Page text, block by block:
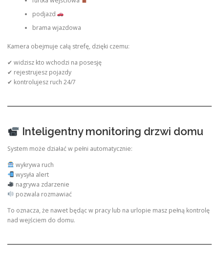
podjazd
brama wjazdowa
Kamera obejmuje całą strefę, dzięki czemu:
✔ widzisz kto wchodzi na posesję
✔ rejestrujesz pojazdy
✔ kontrolujesz ruch 24/7
Inteligentny monitoring drzwi domu
System może działać w pełni automatycznie:
wykrywa ruch
wysyła alert
nagrywa zdarzenie
pozwala rozmawiać
To oznacza, że nawet będąc w pracy lub na urlopie masz pełną kontrolę
nad wejściem do domu.